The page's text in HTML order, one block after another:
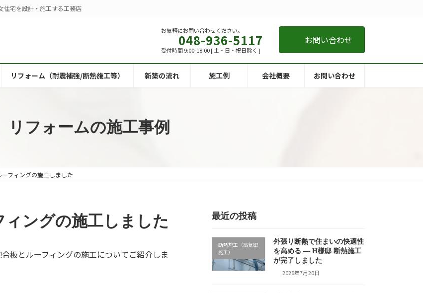
住宅を設計・施工する工務店
お気軽にお問い合わせください。
048-936-5117
受付時間 9:00-18:00 [ 土・日・祝日除く ]
お問い合わせ
リフォーム（耐震補強/断熱施工等） 新築の流れ 施工例 会社概要 お問い合わせ
リフォームの施工事例
フィングの施工しました
ングの施工しました
板とルーフィングの施工についてご紹介しま
最近の投稿
断熱施工（高気密
施工）
外張り断熱で住まいの快適性
を高める ― H様邸 断熱施工
が完了しました
2026年7月20日